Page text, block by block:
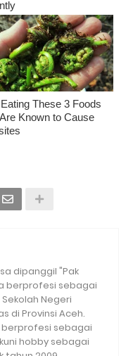
These 3 Foods
Known to Cause
dipanggil "Pak
berprofesi sebagai
Negeri
di Provinsi Aceh.
berprofesi sebagai
hobby sebagai